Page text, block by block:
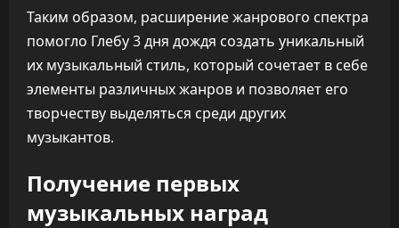
Таким образом, расширение жанрового спектра
помогло Глебу 3 дня дождя создать уникальный
их музыкальный стиль, который сочетает в себе
элементы различных жанров и позволяет его
творчеству выделяться среди других
музыкантов.
Получение первых
музыкальных наград